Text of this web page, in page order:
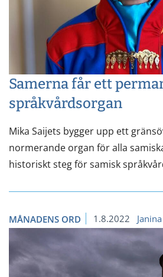
Samerna får ett
språkvårdsorgan
Mika Saijets bygger upp ett
normerande organ för alla
historiskt steg för samisk
MÅNADENS ORD 1.8.2022